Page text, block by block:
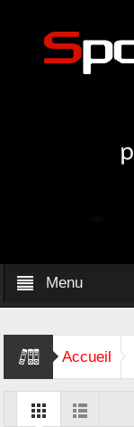
Menu
Accueil